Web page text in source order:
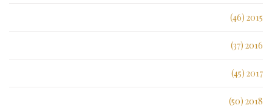
2015 (46)
2016 (37)
2017 (45)
2018 (50)